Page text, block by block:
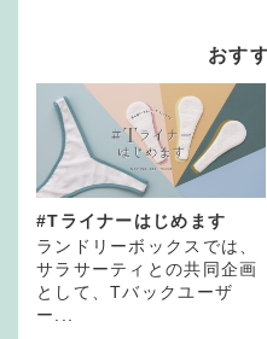
おす
#Tライナーはじめます
ランドリーボックスでは、
サラサーティとの共同企画
として、Tバックユーザ
ー...